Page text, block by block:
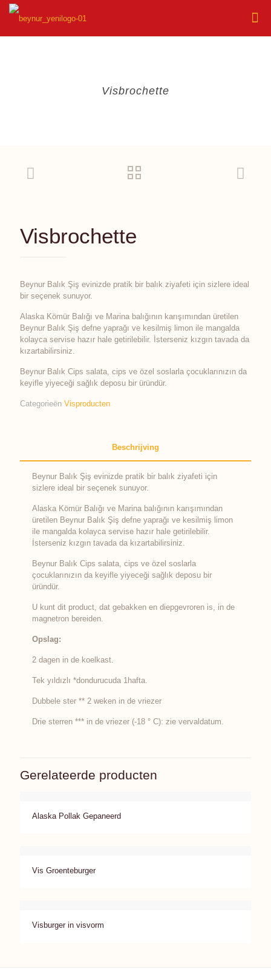
Visbrochette
Visbrochette
Beynur Balık Şiş evinizde pratik bir balık ziyafeti için sizlere ideal
bir seçenek sunuyor.
Alaska Kömür Balığı ve Marina balığının karışımından üretilen
Beynur Balık Şiş defne yaprağı ve kesilmiş limon ile mangalda
kolayca servise hazır hale getirilebilir. İsterseniz kızgın tavada da
kızartabilirsiniz.
Beynur Balık Cips salata, cips ve özel soslarla çocuklarınızın da
keyifle yiyeceği sağlık deposu bir üründür.
Categorieën Visproducten
Beschrijving
Beynur Balık Şiş evinizde pratik bir balık ziyafeti için
sizlere ideal bir seçenek sunuyor.
Alaska Kömür Balığı ve Marina balığının karışımından
üretilen Beynur Balık Şiş defne yaprağı ve kesilmiş limon
ile mangalda kolayca servise hazır hale getirilebilir.
İsterseniz kızgın tavada da kızartabilirsiniz.
Beynur Balık Cips salata, cips ve özel soslarla
çocuklarınızın da keyifle yiyeceği sağlık deposu bir
üründür.
U kunt dit product, dat gebakken en diepgevroren is, in de
magnetron bereiden.
Opslag:
2 dagen in de koelkast.
Tek yıldızlı *dondurucuda 1hafta.
Dubbele ster ** 2 weken in de vriezer
Drie sterren *** in de vriezer (-18 ° C): zie vervaldatum.
Gerelateerde producten
Alaska Pollak Gepaneerd
Vis Groenteburger
Visburger in visvorm